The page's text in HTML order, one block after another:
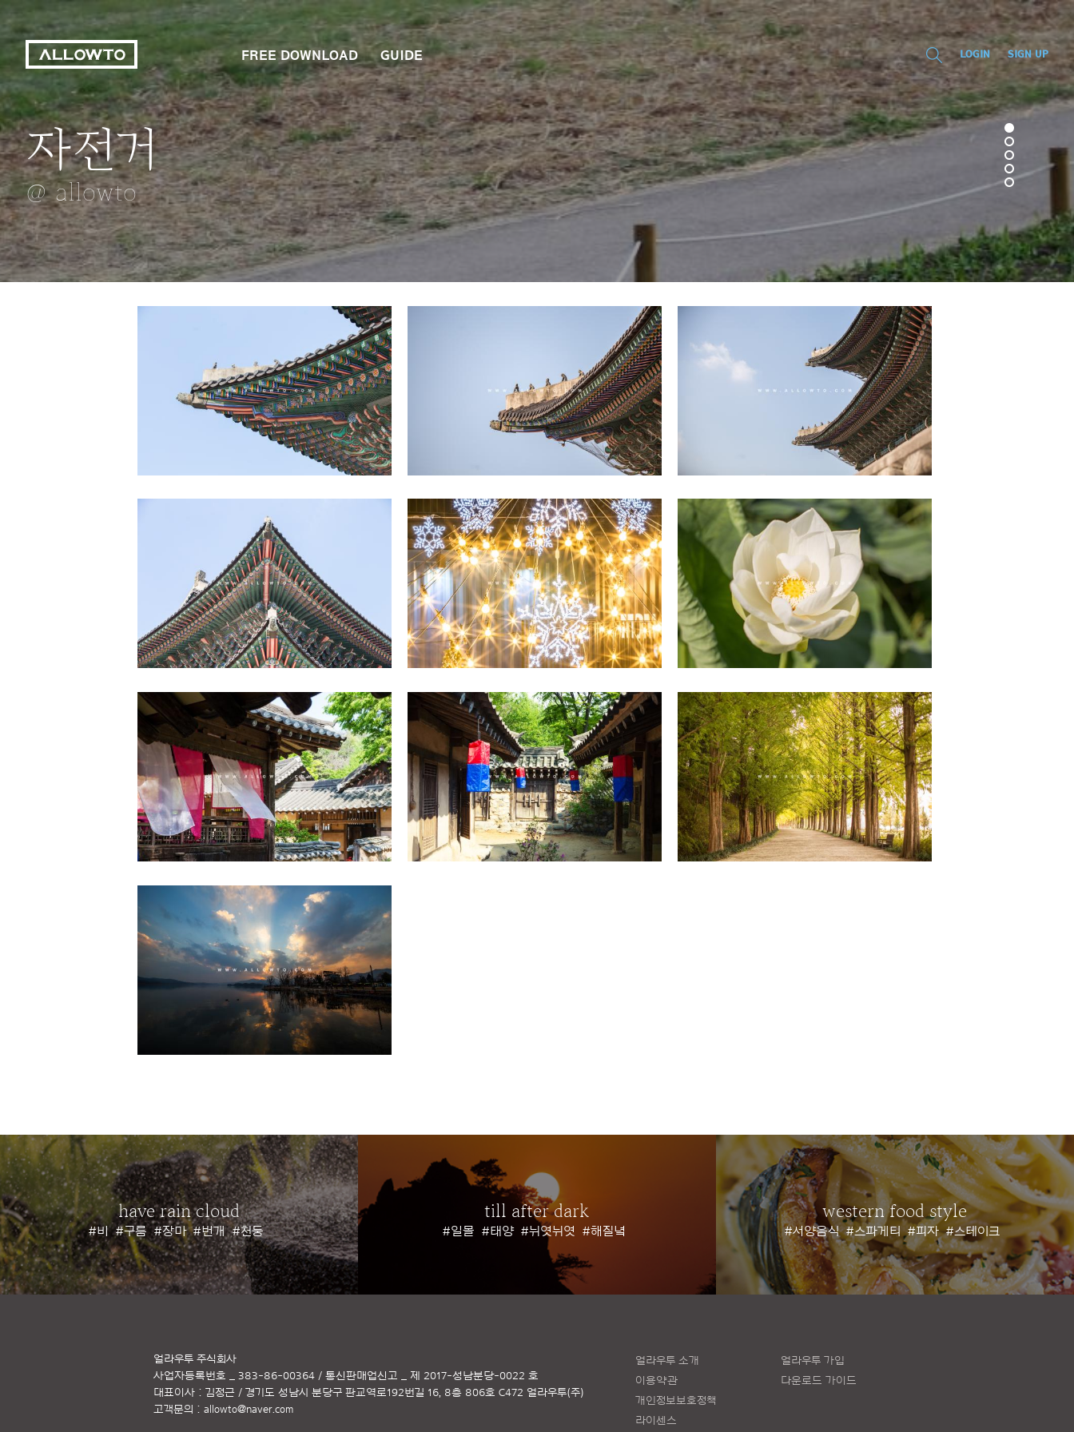
FREE DOWNLOAD GUIDE LOGIN SIGN UP
자전거
@ allowto
폐가
@ allowto
태극기
@ allowto
고기
@ allowto
얼라우투
@ allowto
have rain cloud
#비 #구름 #장마 #번개 #천둥
till after dark
#일몰 #태양 #뉘엿뉘엿 #해질녘
western food style
#서양음식 #스파게티 #피자 #스테이크
얼라우투 소개
이용약관
개인정보보호정책
라이센스
얼라우투 가입
다운로드 가이드
얼라우투 주식회사
사업자등록번호 _ 383-86-00364 / 통신판매업신고 _ 제 2017-성남분당-0022 호
대표이사 : 김정근 / 경기도 성남시 분당구 판교역로192번길 16, 8층 806호 C472 얼라우투(주)
고객문의 : allowto@naver.com